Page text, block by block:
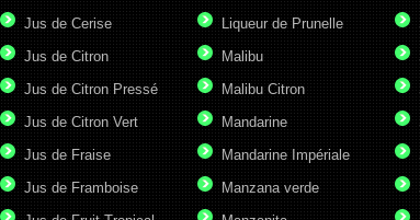
Jus de Cerise
Jus de Citron
Jus de Citron Pressé
Jus de Citron Vert
Jus de Fraise
Jus de Framboise
Liqueur de Prunelle
Malibu
Malibu Citron
Mandarine
Mandarine Impériale
Manzana verde